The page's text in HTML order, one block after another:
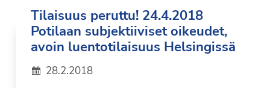
Tilaisuus peruttu! 24.4.2018
Potilaan subjektiiviset oikeudet,
avoin luentotilaisuus Helsingissä
28.2.2018